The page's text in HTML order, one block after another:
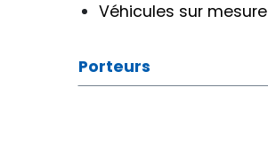
Véhicules sur mesure
Porteurs